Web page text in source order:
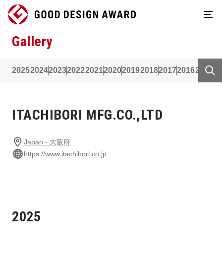
Gallery
20252024202320222021202020192018201720162015
ITACHIBORI MFG.CO.,LTD
Japan - 大阪府
https://www.itachibori.co.jp
2025